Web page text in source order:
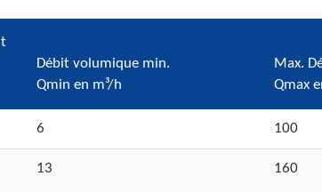
Débit volumique min.
Qmin en m³/h
Max.
Qmax
6 100
13 160